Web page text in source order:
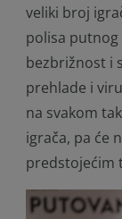
veliki broj
polisa
bezbrižnost i
prehlade i
na svakom
igrača, pa će
predstojećim